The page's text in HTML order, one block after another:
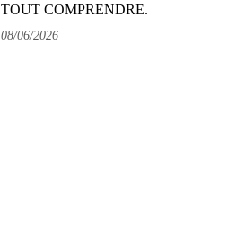
TOUT COMPRENDRE.
08/06/2026